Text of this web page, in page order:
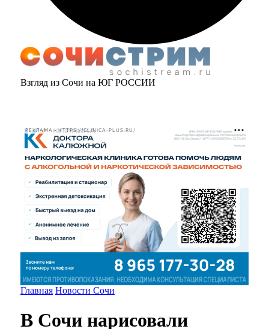
Взгляд из Сочи на ЮГ РОССИИ
РЕКЛАМА • HTTPS://CLINICA-PLUS.RU/
Главная Новости Сочи
В Сочи нарисовали